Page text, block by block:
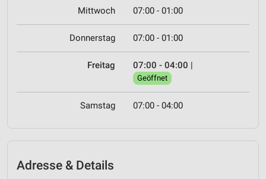
Mittwoch 07:00 - 01:00
Donnerstag 07:00 - 01:00
Freitag 07:00 - 04:00 |
Geöffnet
Samstag 07:00 - 04:00
Adresse & Details